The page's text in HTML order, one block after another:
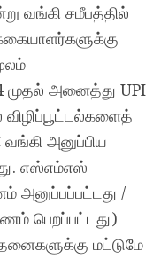
வங்கி சமீபத்தில்
முதல் அனைத்து UPI
அனுப்பிய
எஸ்எம்எஸ்
அனுப்பப்பட்டது /
பெறப்பட்டது)
மட்டுமே